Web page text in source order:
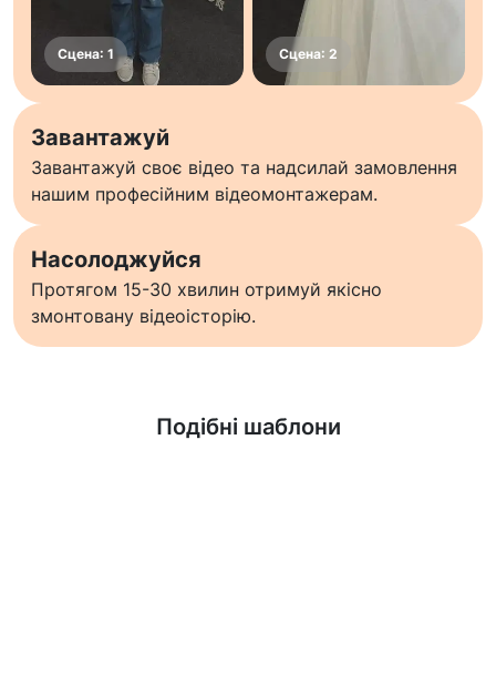
Завантажуй
Завантажуй своє відео та надсилай замовлення
нашим професійним відеомонтажерам.
Насолоджуйся
Протягом 15-30 хвилин отримуй якісно
змонтовану відеоісторію.
Подібні шаблони
Дізнатися більше